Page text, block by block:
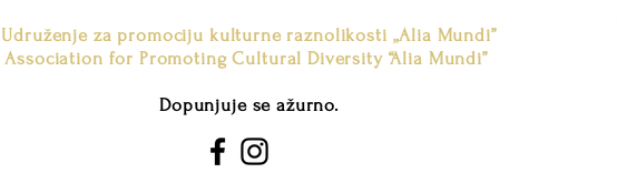
Udruženje za promociju kulturne raznolikosti „Alia Mundi”
Association for Promoting Cultural Diversity “Alia Mundi”
Dopunjuje se ažurno.